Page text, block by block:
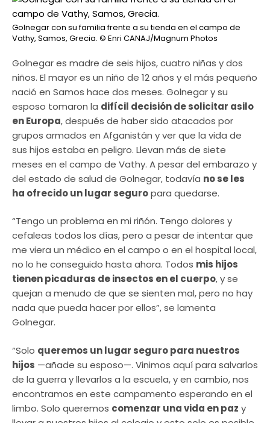
Golnegar con su familia frente a su tienda en el campo de
Vathy, Samos, Grecia. © Enri CANAJ/Magnum Photos
Golnegar es madre de seis hijos, cuatro niñas y dos
niños. El mayor es un niño de 12 años y el más pequeño
nació en Samos hace dos meses. Golnegar y su
esposo tomaron la difícil decisión de solicitar asilo
en Europa, después de haber sido atacados por
grupos armados en Afganistán y ver que la vida de
sus hijos estaba en peligro. Llevan más de siete
meses en el campo de Vathy. A pesar del embarazo y
del estado de salud de Golnegar, todavía no se les
ha ofrecido un lugar seguropara quedarse.
“Tengo un problema en mi riñón. Tengo dolores y
cefaleas todos los días, pero a pesar de intentar que
me viera un médico en el campo o en el hospital local,
no lo he conseguido hasta ahora. Todos mis hijos
tienen picaduras de insectos en el cuerpo, y se
quejan a menudo de que se sienten mal, pero no hay
nada que pueda hacer por ellos”, se lamenta
Golnegar.
“Solo queremos un lugar seguro para nuestros
hijos —añade su esposo—. Vinimos aquí para salvarlos
de la guerra y llevarlos a la escuela, y en cambio, nos
encontramos en este campamento esperando en el
limbo. Solo queremos comenzar una vida en paz y